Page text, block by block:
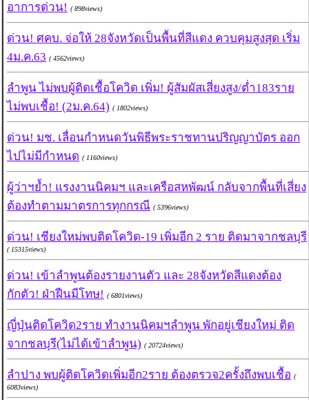
อาการด่วน! ( 898views)
ด่วน! ศคบ. จ่อให้ 28จังหวัดเป็นพื้นที่สีแดง ควบคุมสูงสุด เริ่ม
4ม.ค.63 ( 4562views)
ลำพูน ไม่พบผู้ติดเชื้อโควิด เพิ่ม! ผู้สัมผัสเสี่ยงสูง/ต่ำ183ราย
ไม่พบเชื้อ! (2ม.ค.64) ( 1802views)
ด่วน! มช. เลื่อนกำหนดวันพิธีพระราชทานปริญญาบัตร ออก
ไปไม่มีกำหนด ( 1160views)
ผู้ว่าฯย้ำ! แรงงานนิคมฯ และเครือสหพัฒน์ กลับจากพื้นที่เสี่ยง
ต้องทำตามมาตรการทุกกรณี ( 5396views)
ด่วน! เชียงใหม่พบติดโควิด-19 เพิ่มอีก 2 ราย ติดมาจากชลบุรี
( 15315views)
ด่วน! เข้าลำพูนต้องรายงานตัว และ 28จังหวัดสีแดงต้อง
กักตัว! ฝ่าฝืนมีโทษ! ( 6801views)
ญี่ปุ่นติดโควิด2ราย ทำงานนิคมฯลำพูน พักอยู่เชียงใหม่ ติด
จากชลบุรี(ไม่ได้เข้าลำพูน) ( 20724views)
ลำปาง พบผู้ติดโควิดเพิ่มอีก2ราย ต้องตรวจ2ครั้งถึงพบเชื้อ (
6083views)